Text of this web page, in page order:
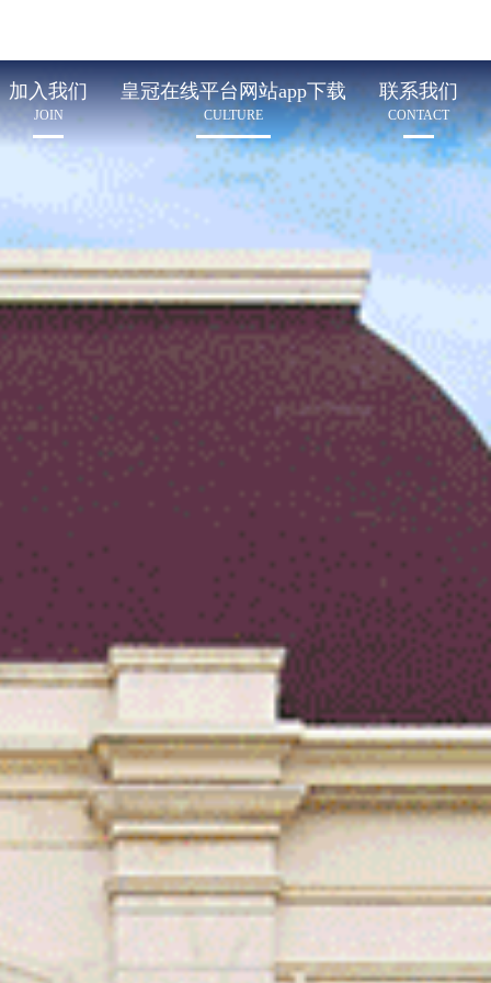
加入我们
JOIN
皇冠在线平台网站app下载
CULTURE
联系我们
CONTACT